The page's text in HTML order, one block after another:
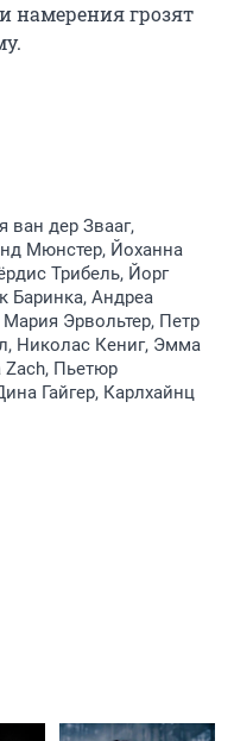
намерения грозят
ван дер Звааг,
Мюнстер, Йоханна
Трибель, Йорг
Баринка, Андреа
Эрвольтер, Петр
Николас Кениг, Эмма
Zach, Пьетюр
Гайгер, Карлхайнц